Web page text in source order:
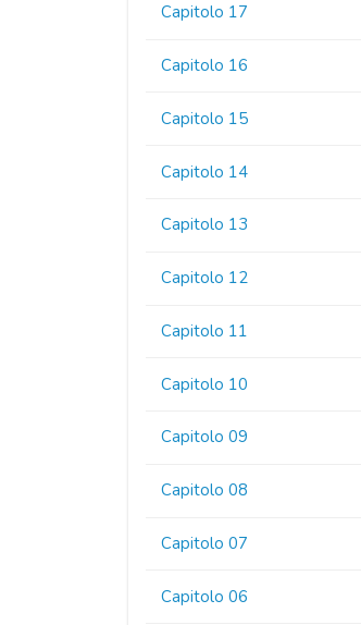
Capitolo 17
Capitolo 16
Capitolo 15
Capitolo 14
Capitolo 13
Capitolo 12
Capitolo 11
Capitolo 10
Capitolo 09
Capitolo 08
Capitolo 07
Capitolo 06